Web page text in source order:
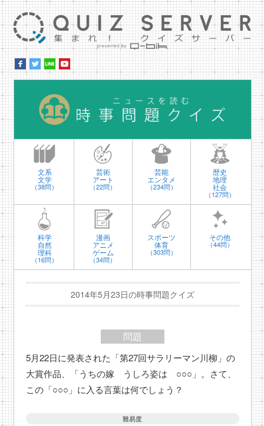
文系
文学
（38問）
芸術
アート
（22問）
芸能
エンタメ
（234問）
歴史
地理
社会
（127問）
科学
自然
理科
（16問）
漫画
アニメ
ゲーム
（34問）
スポーツ
体育
（303問）
その他
（44問）
2014年5月23日の時事問題クイズ
問題
5月22日に発表された「第27回サラリーマン川柳」の
大賞作品、「うちの嫁 うしろ姿は ○○○」。さて、
この「○○○」に入る言葉は何でしょう？
難易度